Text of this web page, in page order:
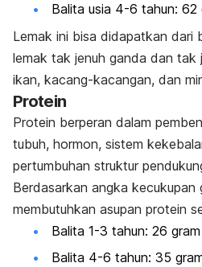
Balita usia 4-6 tahun: 62
Lemak ini bisa didapatkan dari
lemak tak jenuh ganda dan tak
ikan, kacang-kacangan, dan
Protein
Protein berperan dalam
tubuh, hormon, sistem
pertumbuhan struktur
Berdasarkan angka kecukupan
membutuhkan asupan protein
Balita 1-3 tahun: 26 gram
Balita 4-6 tahun: 35